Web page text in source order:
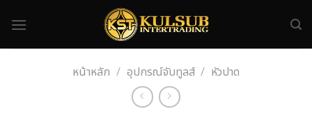
หน้าหลัก / อุปกรณ์จับทูลส์ / หัวปาด